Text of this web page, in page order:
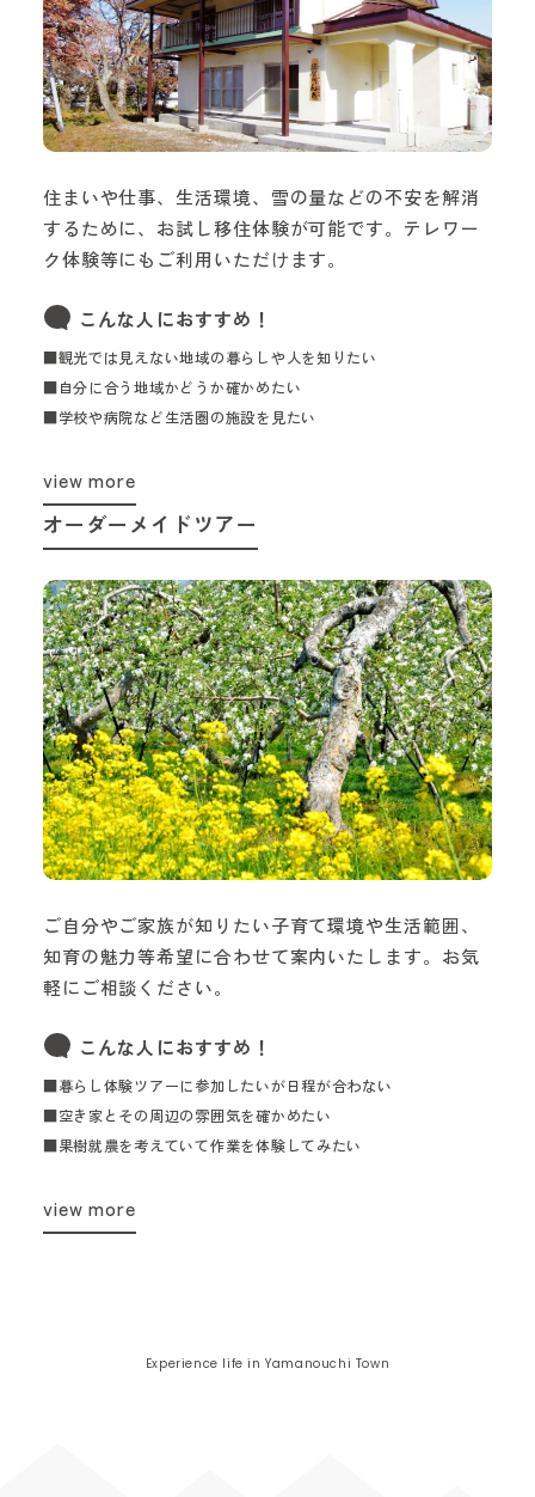
住まいや仕事、生活環境、雪の量などの不安を解消
するために、お試し移住体験が可能です。テレワー
ク体験等にもご利用いただけます。
こんな人におすすめ！
■観光では見えない地域の暮らしや人を知りたい
■自分に合う地域かどうか確かめたい
■学校や病院など生活圏の施設を見たい
view more
オーダーメイドツアー
ご自分やご家族が知りたい子育て環境や生活範囲、
知育の魅力等希望に合わせて案内いたします。お気
軽にご相談ください。
こんな人におすすめ！
■暮らし体験ツアーに参加したいが日程が合わない
■空き家とその周辺の雰囲気を確かめたい
■果樹就農を考えていて作業を体験してみたい
view more
Experience life in Yamanouchi Town